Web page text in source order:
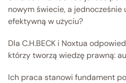
nowym świecie, a jednocześnie
efektywną w użyciu?
Dla C.H.BECK i Noxtua
którzy tworzą wiedzę prawną:
Ich praca stanowi fundament